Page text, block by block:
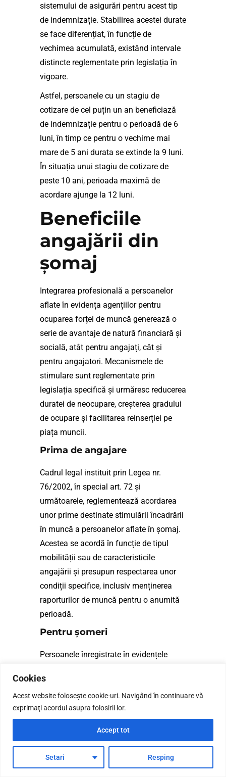
Cookies
Acest website foloseşte cookie-uri. Navigând în continuare vă
exprimaţi acordul asupra folosirii lor.
Setari Resping
Accept tot
sistemului de asigurări pentru acest tip
de indemnizație. Stabilirea acestei durate
se face diferențiat, în funcție de
vechimea acumulată, existând intervale
distincte reglementate prin legislația în
vigoare.
Astfel, persoanele cu un stagiu de
cotizare de cel puțin un an beneficiază
de indemnizație pentru o perioadă de 6
luni, în timp ce pentru o vechime mai
mare de 5 ani durata se extinde la 9 luni.
În situația unui stagiu de cotizare de
peste 10 ani, perioada maximă de
acordare ajunge la 12 luni.
Beneficiile
angajării din
șomaj
Integrarea profesională a persoanelor
aflate în evidența agențiilor pentru
ocuparea forței de muncă generează o
serie de avantaje de natură financiară și
socială, atât pentru angajați, cât și
pentru angajatori. Mecanismele de
stimulare sunt reglementate prin
legislația specifică și urmăresc reducerea
duratei de neocupare, creșterea gradului
de ocupare și facilitarea reinserției pe
piața muncii.
Prima de angajare
Cadrul legal instituit prin Legea nr.
76/2002, în special art. 72 și
următoarele, reglementează acordarea
unor prime destinate stimulării încadrării
în muncă a persoanelor aflate în șomaj.
Acestea se acordă în funcție de tipul
mobilității sau de caracteristicile
angajării și presupun respectarea unor
condiții specifice, inclusiv menținerea
raporturilor de muncă pentru o anumită
perioadă.
Pentru șomeri
Persoanele înregistrate în evidențele
financiare la momentul încadrării în
muncă, inclusiv prime de activare sau
alte forme de stimulente. Aceste
și reducerea perioadei de inactivitate,
având în vedere impactul negativ al
indemnizației prelungite asupra